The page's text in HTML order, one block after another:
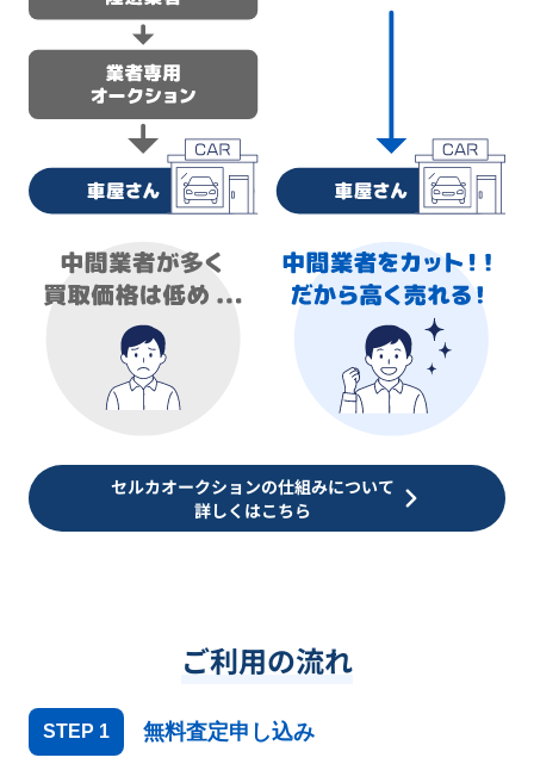
セルカオークションの仕組みについて
詳しくはこちら
ご利用の流れ
STEP 1 無料査定申し込み